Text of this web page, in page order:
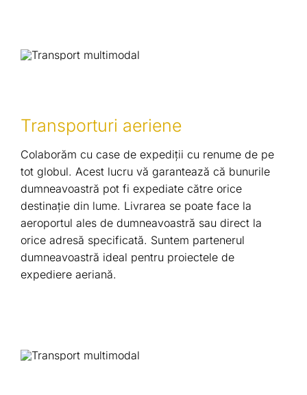
Transporturi aeriene
Colaborăm cu case de expediții cu renume de pe
tot globul. Acest lucru vă garantează că bunurile
dumneavoastră pot fi expediate către orice
destinație din lume. Livrarea se poate face la
aeroportul ales de dumneavoastră sau direct la
orice adresă specificată. Suntem partenerul
dumneavoastră ideal pentru proiectele de
expediere aeriană.